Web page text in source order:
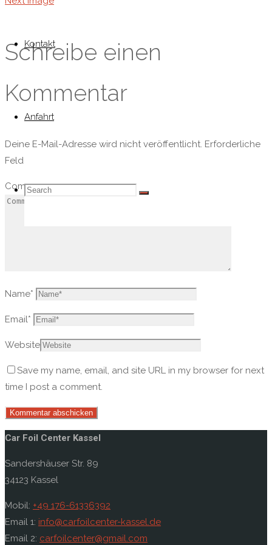
Kontakt
Anfahrt
Search
Search
Search
Schreibe einen
Kommentar
Deine E-Mail-Adresse wird nicht veröffentlicht. Erforderliche
Felder sind mit
Comment
Name*
Email*
Website
Save my name, email, and site URL in my browser for next
time I post a comment.
Car Foil Center Kassel
Sandershäuser Str. 89
34123 Kassel
Mobil: +49 176-61336392
Email 1: info@carfoilcenter-kassel.de
Email 2: carfoilcenter@gmail.com